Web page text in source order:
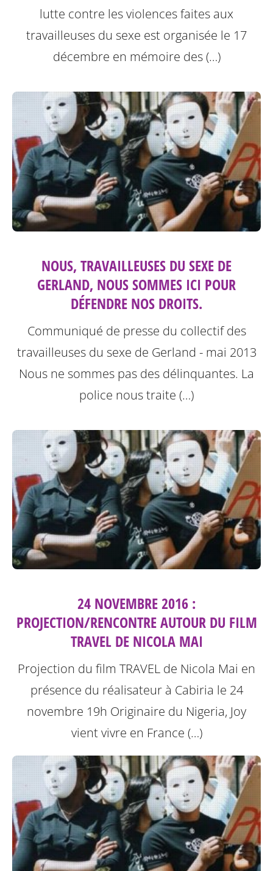
lutte contre les violences faites aux
travailleuses du sexe est organisée le 17
décembre en mémoire des (…)
NOUS, TRAVAILLEUSES DU SEXE DE
GERLAND, NOUS SOMMES ICI POUR
DÉFENDRE NOS DROITS.
Communiqué de presse du collectif des
travailleuses du sexe de Gerland - mai 2013
Nous ne sommes pas des délinquantes. La
police nous traite (…)
24 NOVEMBRE 2016 :
PROJECTION/RENCONTRE AUTOUR DU FILM
TRAVEL DE NICOLA MAI
Projection du film TRAVEL de Nicola Mai en
présence du réalisateur à Cabiria le 24
novembre 19h Originaire du Nigeria, Joy
vient vivre en France (…)